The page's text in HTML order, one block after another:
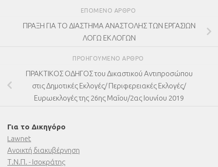
ΕΠΌΜΕΝΟ ΆΡΘΡΟ
ΠΡΑΞΗ ΓΙΑ ΤΟ ΔΙΑΣΤΗΜΑ ΑΝΑΣΤΟΛΗΣ ΤΩΝ ΕΡΓΑΣΙΩΝ
ΛΟΓΩ ΕΚΛΟΓΩΝ
ΠΡΟΗΓΟΎΜΕΝΟ ΆΡΘΡΟ
ΠΡΑΚΤΙΚΟΣ ΟΔΗΓΟΣ του Δικαστικού Αντιπροσώπου
στις Δημοτικές Εκλογές/ Περιφερειακές Εκλογές/
Ευρωεκλογές της 26ης Μαΐου/2ας Ιουνίου 2019
Για το Δικηγόρο
Lawnet
Ανοικτή διακυβέρνηση
Τ.Ν.Π. - Ισοκράτης